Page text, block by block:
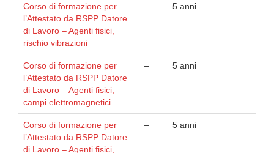
Corso di formazione per
l’Attestato da RSPP Datore
di Lavoro – Agenti fisici,
rischio vibrazioni
– 5 anni
Corso di formazione per
l’Attestato da RSPP Datore
di Lavoro – Agenti fisici,
campi elettromagnetici
– 5 anni
Corso di formazione per
l’Attestato da RSPP Datore
di Lavoro – Agenti fisici,
– 5 anni